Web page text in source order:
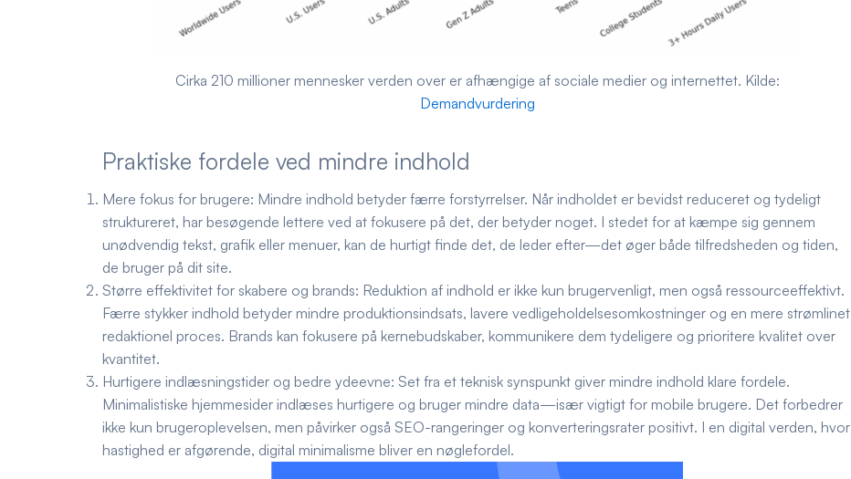
Cirka 210 millioner mennesker verden over er afhængige af sociale medier og internettet. Kilde:
Demandvurdering
Praktiske fordele ved mindre indhold
Mere fokus for brugere: Mindre indhold betyder færre forstyrrelser. Når indholdet er bevidst reduceret og tydeligt
struktureret, har besøgende lettere ved at fokusere på det, der betyder noget. I stedet for at kæmpe sig gennem
unødvendig tekst, grafik eller menuer, kan de hurtigt finde det, de leder efter—det øger både tilfredsheden og tiden,
de bruger på dit site.
Større effektivitet for skabere og brands: Reduktion af indhold er ikke kun brugervenligt, men også ressourceeffektivt.
Færre stykker indhold betyder mindre produktionsindsats, lavere vedligeholdelsesomkostninger og en mere strømlinet
redaktionel proces. Brands kan fokusere på kernebudskaber, kommunikere dem tydeligere og prioritere kvalitet over
kvantitet.
Hurtigere indlæsningstider og bedre ydeevne: Set fra et teknisk synspunkt giver mindre indhold klare fordele.
Minimalistiske hjemmesider indlæses hurtigere og bruger mindre data—især vigtigt for mobile brugere. Det forbedrer
ikke kun brugeroplevelsen, men påvirker også SEO-rangeringer og konverteringsrater positivt. I en digital verden, hvor
hastighed er afgørende, digital minimalisme bliver en nøglefordel.